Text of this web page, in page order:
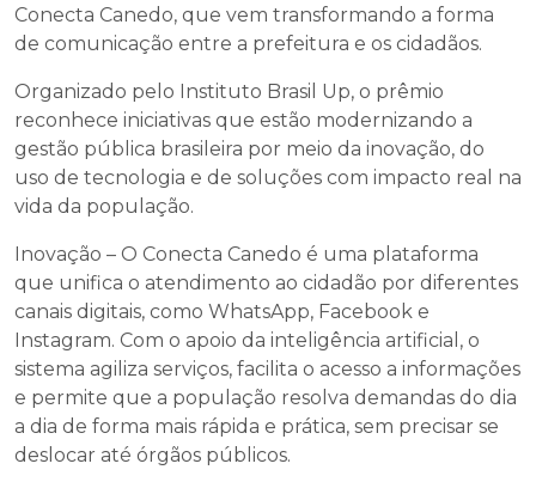
Conecta Canedo, que vem transformando a forma
de comunicação entre a prefeitura e os cidadãos.
Organizado pelo Instituto Brasil Up, o prêmio
reconhece iniciativas que estão modernizando a
gestão pública brasileira por meio da inovação, do
uso de tecnologia e de soluções com impacto real na
vida da população.
Inovação – O Conecta Canedo é uma plataforma
que unifica o atendimento ao cidadão por diferentes
canais digitais, como WhatsApp, Facebook e
Instagram. Com o apoio da inteligência artificial, o
sistema agiliza serviços, facilita o acesso a informações
e permite que a população resolva demandas do dia
a dia de forma mais rápida e prática, sem precisar se
deslocar até órgãos públicos.